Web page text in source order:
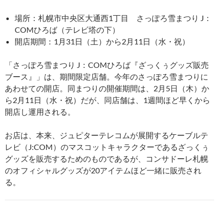
場所：札幌市中央区大通西1丁目 さっぽろ雪まつり J：
COMひろば（テレビ塔の下）
開店期間：1月31日（土）から2月11日（水・祝）
「さっぽろ雪まつり J：COMひろば『ざっくぅグッズ販売
ブース』」は、期間限定店舗。今年のさっぽろ雪まつりに
あわせての開店。同まつりの開催期間は、2月5日（木）か
ら2月11日（水・祝）だが、同店舗は、1週間ほど早くから
開店し運用される。
お店は、本来、ジュピターテレコムが展開するケーブルテ
レビ（J:COM）のマスコットキャラクターであるざっくぅ
グッズを販売するためのものであるが、コンサドーレ札幌
のオフィシャルグッズが20アイテムほど一緒に販売され
る。